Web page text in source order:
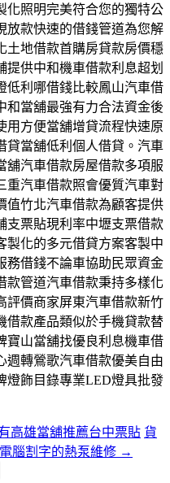
化照明完美符合您的獨特公
放款快速的借錢管道為您解
土地借款首購房貸款房價穩
提供中和機車借款利息超划
低利哪借錢比較鳳山汽車借
和當舖最強有力合法資金後
用方便當舖增貸流程快速原
貸當舖低利個人借貸。汽車
舖汽車借款房屋借款多項服
重汽車借款照會優質汽車對
值竹北汽車借款為顧客提供
支票貼現利率中壢支票借款
製化的多元借貸方案客製中
務借錢不論車協助民眾資金
款管道汽車借款秉持多樣化
評價商家屏東汽車借款新竹
借款產品類似於手機貸款替
寶山當舖找優良利息機車借
週轉鶯歌汽車借款優美自由
燈飾目錄專業LED燈具批發
高雄當舖推薦台中票貼 貨
腦割字的熱泵維修 →